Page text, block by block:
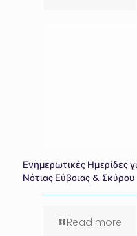
Ενημερωτικές Ημερίδες
Νότιας Εύβοιας & Σκύρου
Read more